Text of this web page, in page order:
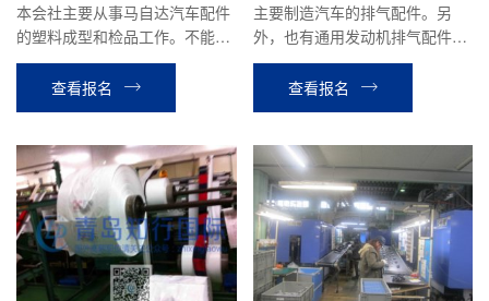
本会社主要从事马自达汽车配件
的塑料成型和检品工作。不能太
瘦和太胖，需要有耐力，患有颈
椎、腰疼等关节病，慢性病的不
可以。贫血，头晕，癫痫，色盲
查看报名
主要制造汽车的排气配件。另
外，也有通用发动机排气配件、
餐具清洗机的零件。
查看报名